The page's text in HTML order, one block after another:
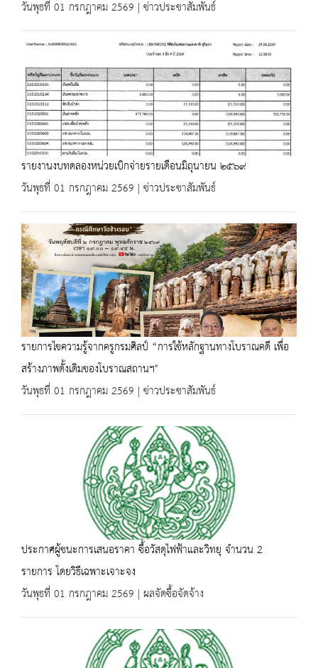
วันพุธที่ 01 กรกฎาคม 2569 | ข่าวประชาสัมพันธ์
รายงานงบทดลองหน่วยเบิกจ่ายรายเดือนมิถุนายน ๒๕๖๙
วันพุธที่ 01 กรกฎาคม 2569 | ข่าวประชาสัมพันธ์
รายการไขความรู้จากครูกรมศิลป์ “การใช้หลักฐานทางโบราณคดี เพื่อ
สร้างภาพดั้งเดิมของโบราณสถานฯ"
วันพุธที่ 01 กรกฎาคม 2569 | ข่าวประชาสัมพันธ์
ประกาศผู้ชนะการเสนอราคา ซื้อวัสดุไฟฟ้าและวิทยุ จำนวน 2
รายการ โดยวิธีเฉพาะเจาะจง
วันพุธที่ 01 กรกฎาคม 2569 | ผลจัดซื้อจัดจ้าง